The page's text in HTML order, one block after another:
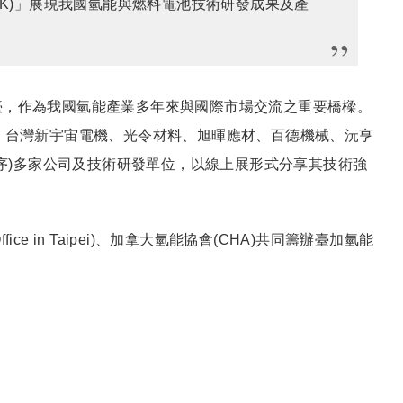
」展現我國氫能與燃料電池技術研發成果及產
作為我國氫能產業多年來與國際市場交流之重要橋樑。
灣新宇宙電機、光令材料、旭暉應材、百德機械、沅亨
多家公司及技術研發單位，以線上展形式分享其技術強
in Taipei)、加拿大氫能協會(CHA)共同籌辦臺加氫能